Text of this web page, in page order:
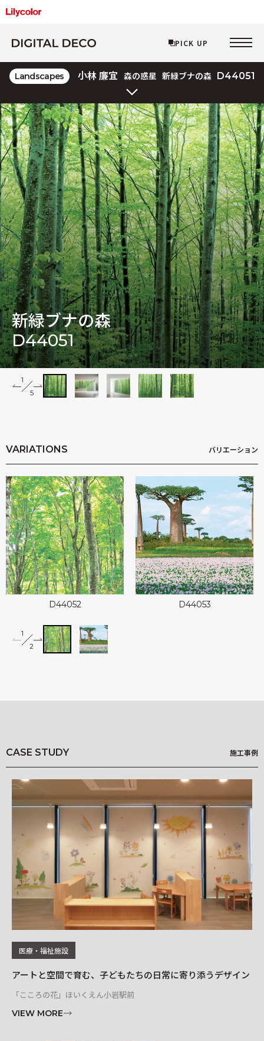
PICK UP
PICK UP
Layered Line
木村英輝
可能性アートプロジェクト
Landscapes kioi
Illustrated Story
基材一覧
施工事例
NEWS
HOW TO ORDER
レイアウトシミュレーター
Landscapes 小林 廉宜 森の惑星 新緑ブナの森 D44051
新緑ブナの森
D44051
1
2 5
VARIATIONS バリエーション
D44052 D44053
1
2 2
CASE STUDY 施工事例
医療・福祉施設
アートと空間で育む、子どもたちの日常に寄り添うデザイン
「こころの花」ほいくえん小岩駅前
VIEW MORE